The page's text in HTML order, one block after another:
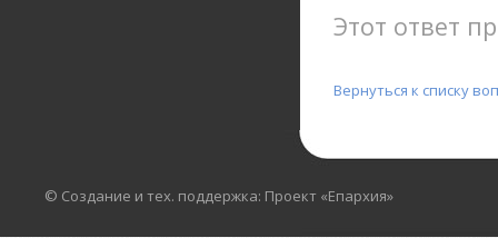
Этот ответ
Вернуться к списку
© Создание и тех. поддержка: Проект «Епархия»